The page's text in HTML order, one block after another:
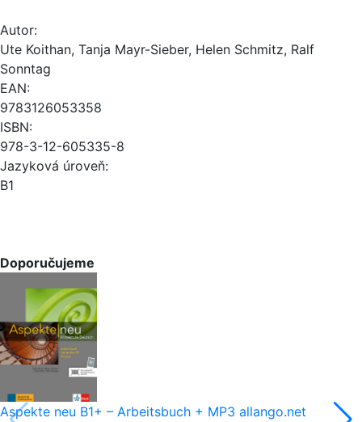
Autor:
Ute Koithan, Tanja Mayr-Sieber, Helen Schmitz, Ralf
Sonntag
EAN:
9783126053358
ISBN:
978-3-12-605335-8
Jazyková úroveň:
B1
Doporučujeme
Aspekte neu B1+ – Arbeitsbuch + MP3 allango.net